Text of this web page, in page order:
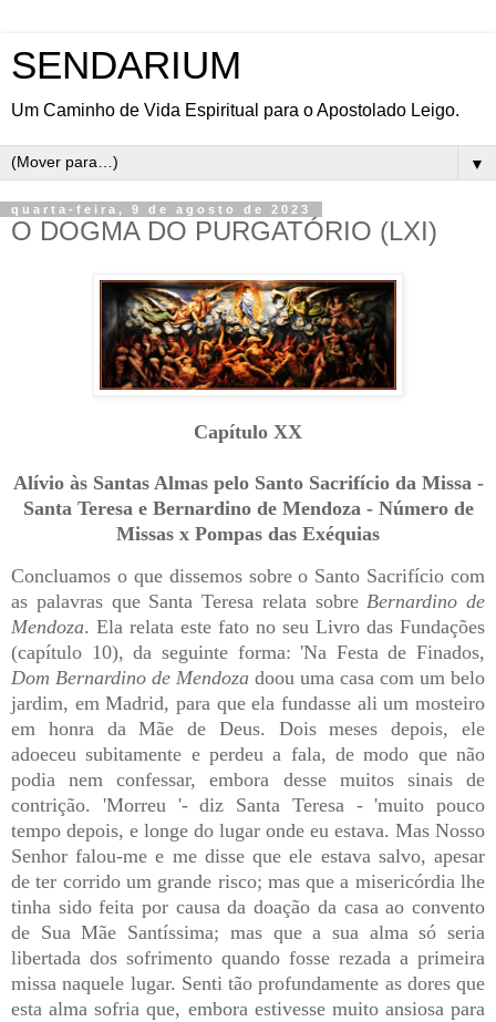
SENDARIUM
Um Caminho de Vida Espiritual para o Apostolado Leigo.
▼
quarta-feira, 9 de agosto de 2023
O DOGMA DO PURGATÓRIO (LXI)
Capítulo XX
Alívio às Santas Almas pelo Santo Sacrifício da Missa -
Santa Teresa e Bernardino de Mendoza - Número de
Missas x Pompas das Exéquias
Concluamos o que dissemos sobre o Santo Sacrifício com
as palavras que Santa Teresa relata sobreBernardino de
Mendoza. Ela relata este fato no seu Livro das Fundações
(capítulo 10), da seguinte forma: 'Na Festa de Finados,
Dom Bernardino de Mendoza doou uma casa com um belo
jardim, em Madrid, para que ela fundasse ali um mosteiro
em honra da Mãe de Deus. Dois meses depois, ele
adoeceu subitamente e perdeu a fala, de modo que não
podia nem confessar, embora desse muitos sinais de
contrição. 'Morreu '- diz Santa Teresa - 'muito pouco
tempo depois, e longe do lugar onde eu estava. Mas Nosso
Senhor falou-me e me disse que ele estava salvo, apesar
de ter corrido um grande risco; mas que a misericórdia lhe
tinha sido feita por causa da doação da casa ao convento
de Sua Mãe Santíssima; mas que a sua alma só seria
libertada dos sofrimento quando fosse rezada a primeira
missa naquele lugar. Senti tão profundamente as dores que
esta alma sofria que, embora estivesse muito ansiosa para